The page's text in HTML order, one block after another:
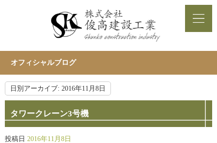
オフィシャルブログ
日別アーカイブ: 2016年11月8日
タワークレーン3号機
投稿日 2016年11月8日